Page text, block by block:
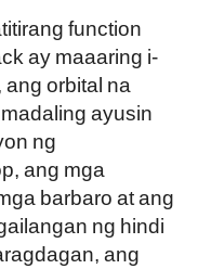
function
ay maaaring i-
orbital na
ayusin
ng
ang mga
barbaro at ang
ng hindi
ang